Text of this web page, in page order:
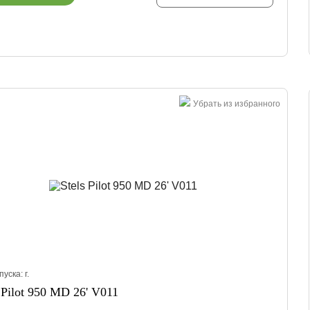
Убрать из избранного
г.
950 MD 26' V011